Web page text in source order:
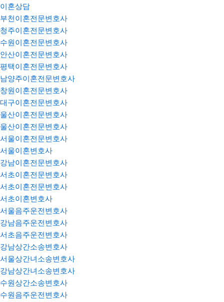
이혼상담
부천이혼전문변호사
청주이혼전문변호사
수원이혼전문변호사
안산이혼전문변호사
평택이혼전문변호사
남양주이혼전문변호사
창원이혼전문변호사
대구이혼전문변호사
울산이혼전문변호사
울산이혼전문변호사
서울이혼전문변호사
서울이혼변호사
강남이혼전문변호사
서초이혼전문변호사
서초이혼전문변호사
서초이혼변호사
서울음주운전변호사
강남음주운전변호사
서초음주운전변호사
강남상간소송변호사
서울상간녀소송변호사
강남상간녀소송변호사
수원상간소송변호사
수원음주운전변호사